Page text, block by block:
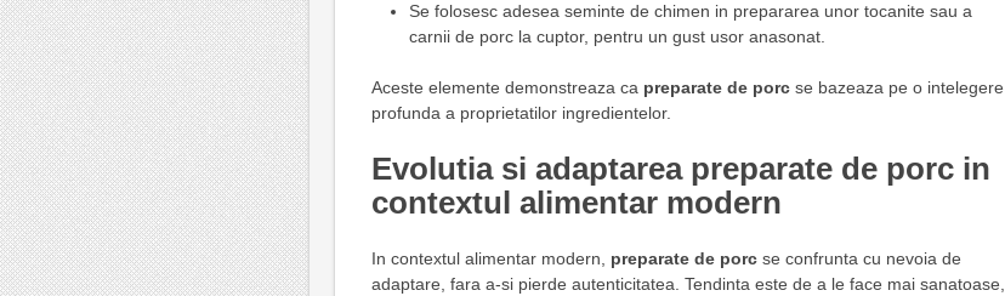
Se folosesc adesea seminte de chimen in prepararea unor tocanite sau a
carnii de porc la cuptor, pentru un gust usor anasonat.
Aceste elemente demonstreaza ca preparate de porcse bazeaza pe o intelegere
profunda a proprietatilor ingredientelor.
Evolutia si adaptarea preparate de porc in
contextul alimentar modern
In contextul alimentar modern, preparate de porcse confrunta cu nevoia de
adaptare, fara a-si pierde autenticitatea. Tendinta este de a le face mai sanatoase,